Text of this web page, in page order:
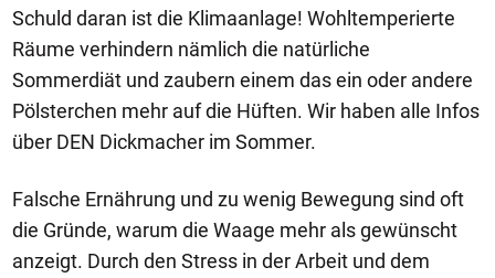
Schuld daran ist die Klimaanlage! Wohltemperierte
Räume verhindern nämlich die natürliche
Sommerdiät und zaubern einem das ein oder andere
Pölsterchen mehr auf die Hüften. Wir haben alle Infos
über DEN Dickmacher im Sommer.
Falsche Ernährung und zu wenig Bewegung sind oft
die Gründe, warum die Waage mehr als gewünscht
anzeigt. Durch den Stress in der Arbeit und dem